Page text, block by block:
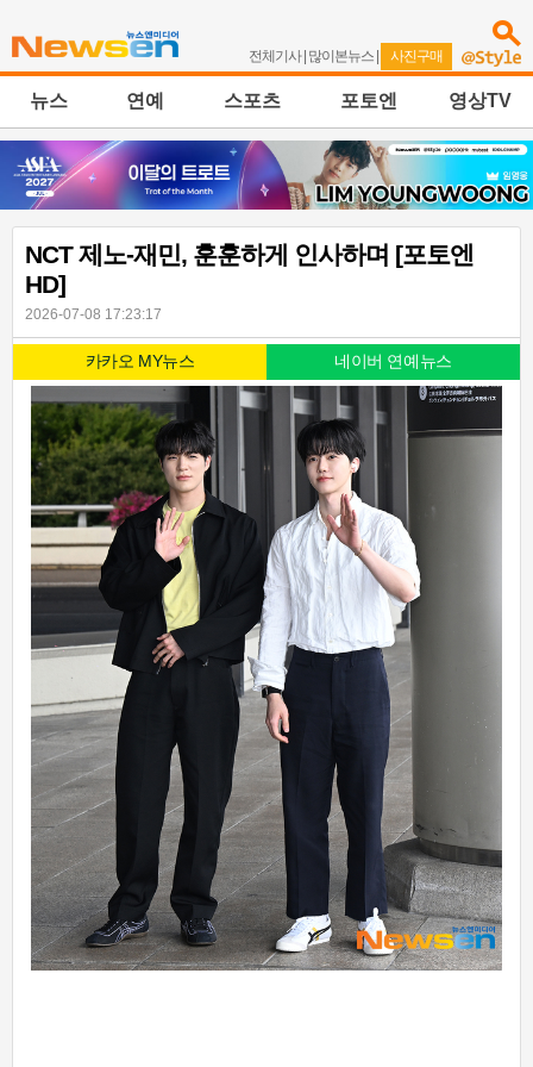
전체기사| 많이본뉴스 | 사진구매
뉴스 연예 스포츠 포토엔 영상TV
NCT 제노-재민, 훈훈하게 인사하며 [포토엔
HD]
2026-07-08 17:23:17
카카오 MY뉴스 네이버 연예뉴스